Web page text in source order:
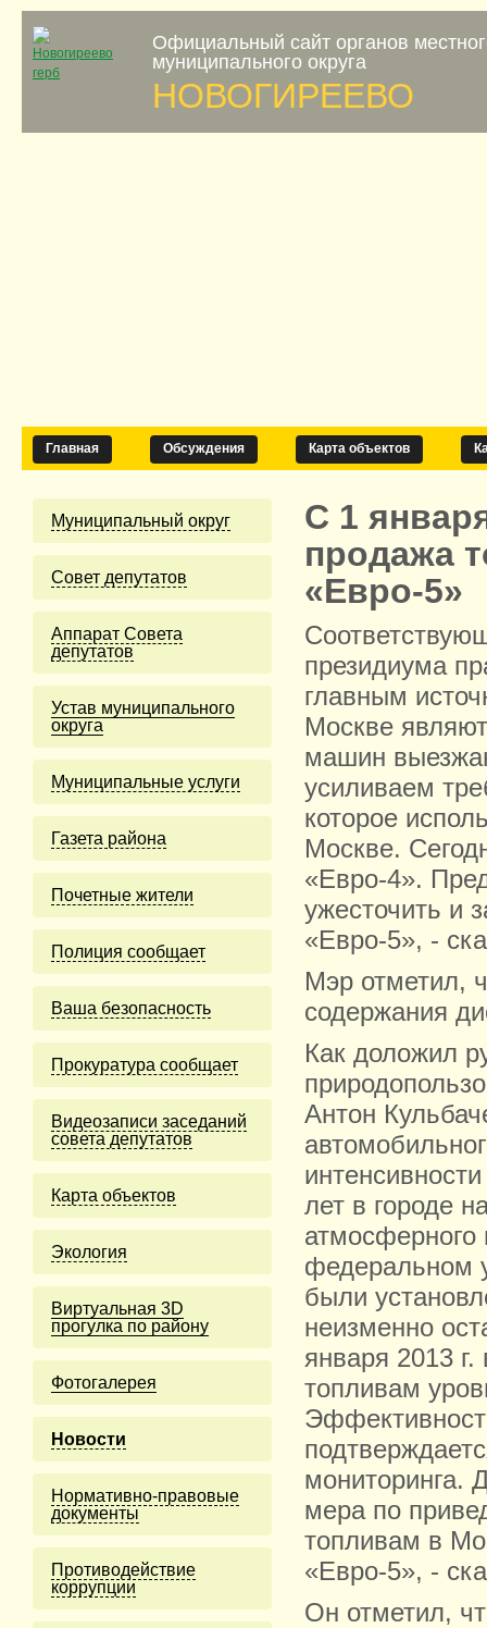
Официальный сайт органов
муниципального округа
НОВОГИРЕЕВО
Главная Обсуждения Карта объектов
Муниципальный округ
Cовет депутатов
Аппарат Совета
депутатов
Устав муниципального
округа
Муниципальные услуги
Газета района
Почетные жители
Полиция сообщает
Ваша безопасность
Прокуратура сообщает
Видеозаписи заседаний
совета депутатов
Карта объектов
Экология
Виртуальная 3D
прогулка по району
Фотогалерея
Новости
Нормативно-правовые
документы
Противодействие
коррупции
С 1
продажа
«Евро-5»
президиума
главным
Москве
машин
усиливаем
которое
Москве.
«Евро-4».
ужесточить и
«Евро-5», -
Мэр отметил,
содержания
Как доложил
Антон
лет в городе
атмосферного
федеральном
были
неизменно
января 2013 г.
топливам
мониторинга.
мера по
топливам в
«Евро-5», -
Он отметил,